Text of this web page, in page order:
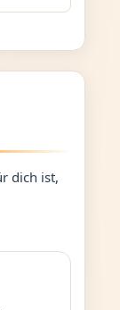
dich ist,